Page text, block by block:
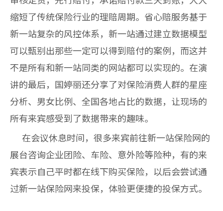
缩短了传统保险行业的理赔周期。省心赔服务基于
新一站复杂的风控体系，新一站通过建立数据模型
可以甄别出那些一定可以得到赔付的案例，而这并
不是所有和新一站同类的网站都可以实现的。在演
讲的最后，国婷丽还分享了对保险消费人群的星座
分析、男女比例、全国各地占比的数据，让现场的
所有来宾感受到了数据带来的趣味。
在会议休息时间，很多来宾前往新一站保险网的
展台咨询企业团险、车险、意外险等险种，有的来
宾表示自己平时都在线下购买保险，以后会尝试通
过新一站保险网来投保，体验更便捷的投保方式。